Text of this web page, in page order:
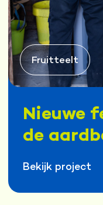
Fruitteelt
Nieuwe
de
Bekijk project